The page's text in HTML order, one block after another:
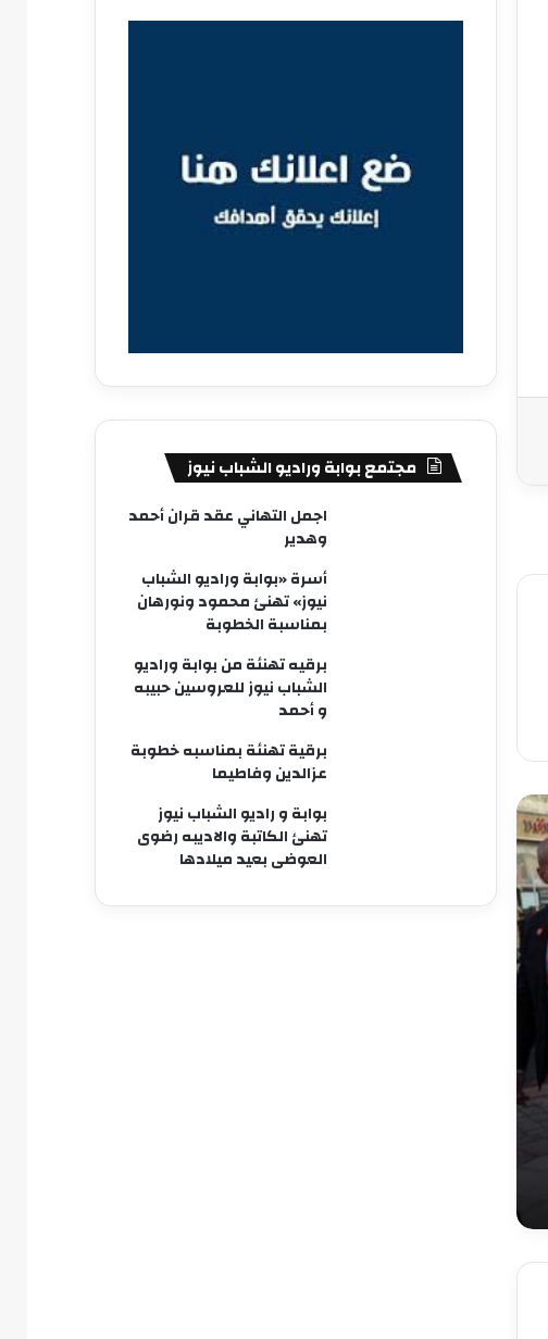
مجتمع بوابة وراديو الشباب نيوز
اجمل التهاني عقد قران أحمد
وهدير
أسرة «بوابة وراديو الشباب
نيوز» تهنئ محمود ونورهان
بمناسبة الخطوبة
برقيه تهنئة من بوابة وراديو
الشباب نيوز للعروسين حبيبه
و أحمد
برقية تهنئة بمناسبه خطوبة
عزالدين وفاطيما
بوابة و راديو الشباب نيوز
تهنئ الكاتبة والاديبه رضوى
العوضى بعيد ميلادها